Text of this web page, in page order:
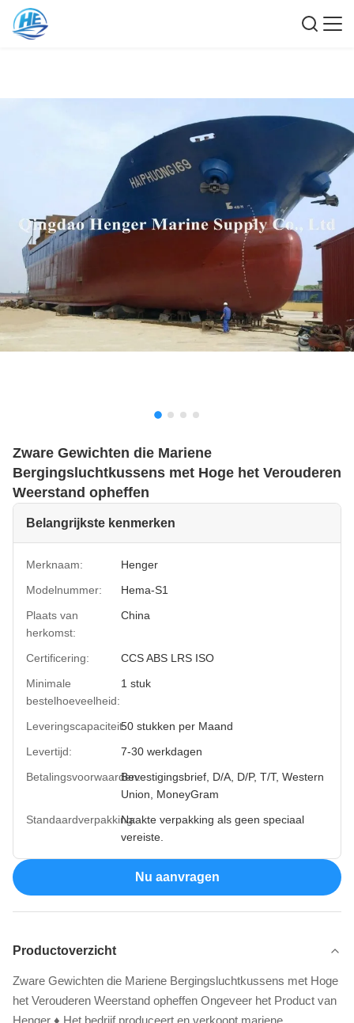
Zware Gewichten die Mariene
Bergingsluchtkussens met Hoge het Verouderen
Weerstand opheffen
Belangrijkste kenmerken
Merknaam:
Henger
Modelnummer:
Hema-S1
Plaats van
herkomst:
China
Certificering:
CCS ABS LRS ISO
Minimale
bestelhoeveelheid:
1 stuk
Leveringscapaciteit:50 stukken per Maand
Levertijd:
7-30 werkdagen
Betalingsvoorwaarden:Bevestigingsbrief, D/A, D/P, T/T, Western
Union, MoneyGram
Standaardverpakking:Naakte verpakking als geen speciaal
vereiste.
Nu aanvragen
Productoverzicht
Zware Gewichten die Mariene Bergingsluchtkussens met Hoge
het Verouderen Weerstand opheffen Ongeveer het Product van
Henger ♦ Het bedrijf produceert en verkoopt mariene